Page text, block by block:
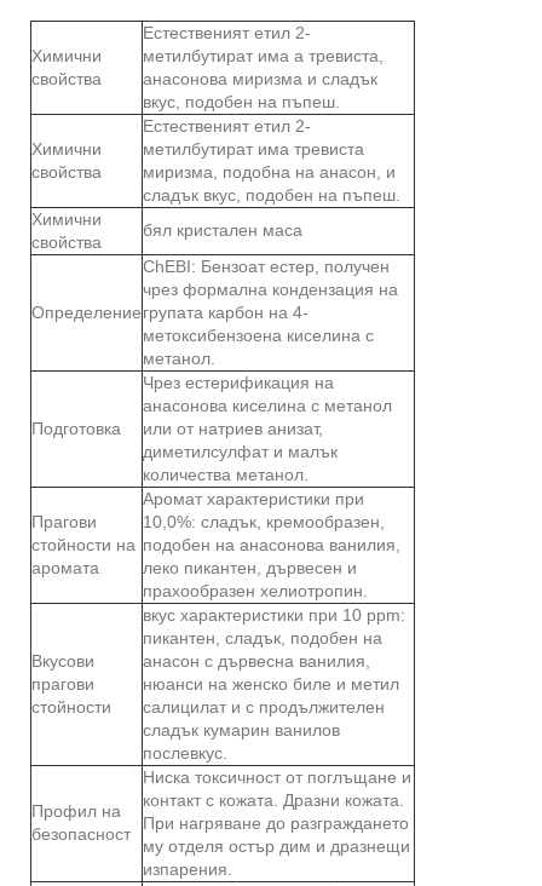
Химични
свойства
Естественият етил 2-
метилбутират има a тревиста,
анасонова миризма и сладък
вкус, подобен на пъпеш.
Химични
свойства
Естественият етил 2-
метилбутират има тревиста
миризма, подобна на анасон, и
сладък вкус, подобен на пъпеш.
Химични
свойства
бял кристален маса
Определение
ChEBI: Бензоат естер, получен
чрез формална кондензация на
групата карбон на 4-
метоксибензоена киселина с
метанол.
Подготовка
Чрез естерификация на
анасонова киселина с метанол
или от натриев анизат,
диметилсулфат и малък
количества метанол.
Прагови
стойности на
аромата
Аромат характеристики при
10,0%: сладък, кремообразен,
подобен на анасонова ванилия,
леко пикантен, дървесен и
прахообразен хелиотропин.
Вкусови
прагови
стойности
вкус характеристики при 10 ppm:
пикантен, сладък, подобен на
анасон с дървесна ванилия,
нюанси на женско биле и метил
салицилат и с продължителен
сладък кумарин ванилов
послевкус.
Профил на
безопасност
Ниска токсичност от поглъщане и
контакт с кожата. Дразни кожата.
При нагряване до разграждането
му отделя остър дим и дразнещи
изпарения.